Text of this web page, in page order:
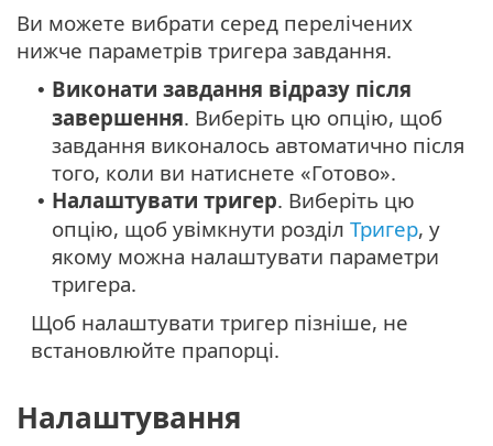
Ви можете вибрати серед перелічених
нижче параметрів тригера завдання.
• Виконати завдання відразу після
завершення. Виберіть цю опцію, щоб
завдання виконалось автоматично після
того, коли ви натиснете «Готово».
• Налаштувати тригер. Виберіть цю
опцію, щоб увімкнути розділ Тригер, у
якому можна налаштувати параметри
тригера.
Щоб налаштувати тригер пізніше, не
встановлюйте прапорці.
Налаштування